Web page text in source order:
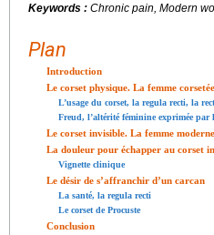
Keywords : Chronic pain, Modern
Plan
Introduction
Le corset physique. La femme
L’usage du corset, la regula recti, la
Freud, l’altérité féminine exprimée par
Le corset invisible. La femme
La douleur pour échapper au corset
Vignette clinique
Le désir de s’affranchir d’un carcan
La santé, la regula recti
Le corset de Procuste
Conclusion